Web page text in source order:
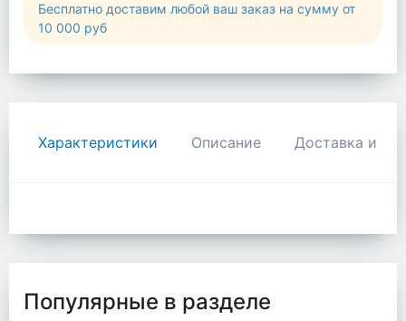
Бесплатно доставим любой ваш заказ на сумму от
10 000 руб
Характеристики Описание Доставка и
Популярные в разделе